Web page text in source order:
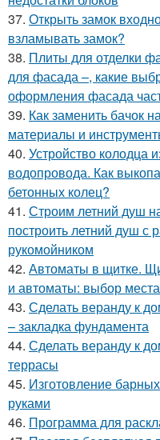
37. Открыть замок
взламывать замок?
38. Плиты для отделки
для фасада –, какие
оформления фасада
39. Как заменить бачок
материалы и
40. Устройство колодца
водопровода. Как
бетонных колец?
41. Строим летний душ
построить летний душ с
рукомойником
42. Автоматы в щитке.
и автоматы: выбор
43. Сделать веранду к
– закладка фундамента
44. Сделать веранду к
террасы
45. Изготовление
руками
46. Программа для